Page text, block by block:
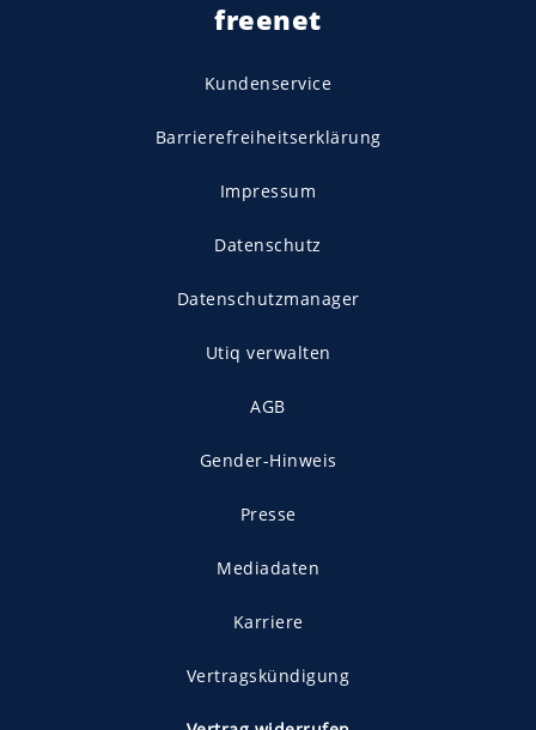
freenet
Kundenservice
Barrierefreiheitserklärung
Impressum
Datenschutz
Datenschutzmanager
Utiq verwalten
AGB
Gender-Hinweis
Presse
Mediadaten
Karriere
Vertragskündigung